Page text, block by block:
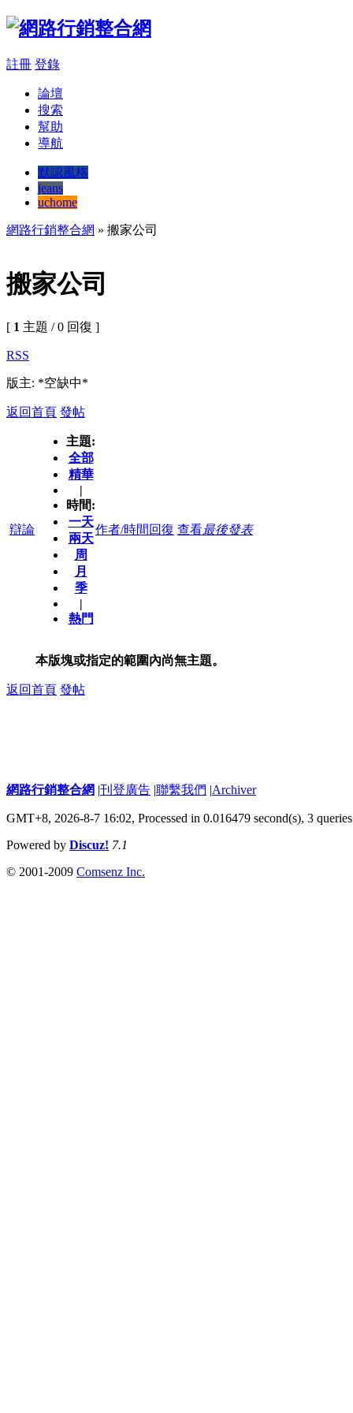
註冊 登錄
論壇
搜索
幫助
導航
默認風格
jeans
uchome
網路行銷整合網 » 搬家公司
搬家公司
[ 1 主題 / 0 回復 ]
RSS
版主: *空缺中*
返回首頁 發帖
辯論
主題:
全部
精華
|
時間:
一天
兩天
周
月
季
|
熱門
作者/時間 回復 查看最後發表
本版塊或指定的範圍內尚無主題。
返回首頁 發帖
網路行銷整合網 |刊登廣告 |聯繫我們 |Archiver
GMT+8, 2026-8-7 16:02, Processed in 0.016479 second(s), 3 queries
Powered by Discuz! 7.1
© 2001-2009 Comsenz Inc.